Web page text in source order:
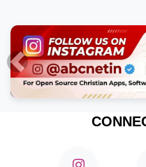
Previous